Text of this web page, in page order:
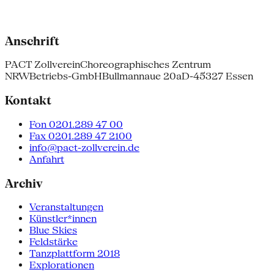
Anschrift
PACT ZollvereinChoreographisches Zentrum
NRWBetriebs-GmbHBullmannaue 20aD-45327 Essen
Kontakt
Fon 0201.289 47 00
Fax 0201.289 47 2100
info@pact-zollverein.de
Anfahrt
Archiv
Veranstaltungen
Künstler*innen
Blue Skies
Feldstärke
Tanzplattform 2018
Explorationen